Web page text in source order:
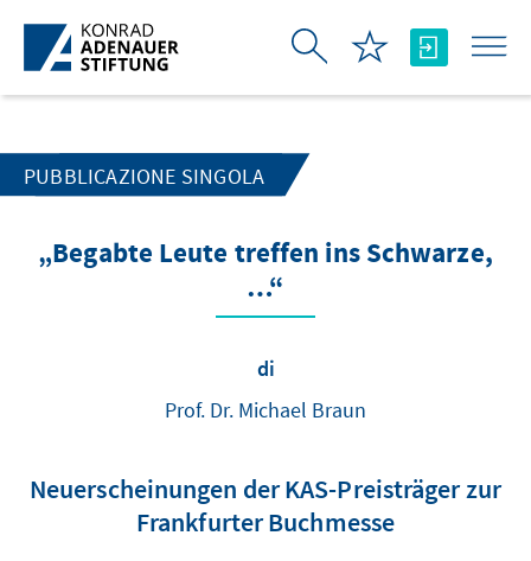
Skip to Main Content
PUBBLICAZIONE SINGOLA
„Begabte Leute treffen ins Schwarze,
…“
di
Prof. Dr. Michael Braun
Neuerscheinungen der KAS-Preisträger zur
Frankfurter Buchmesse